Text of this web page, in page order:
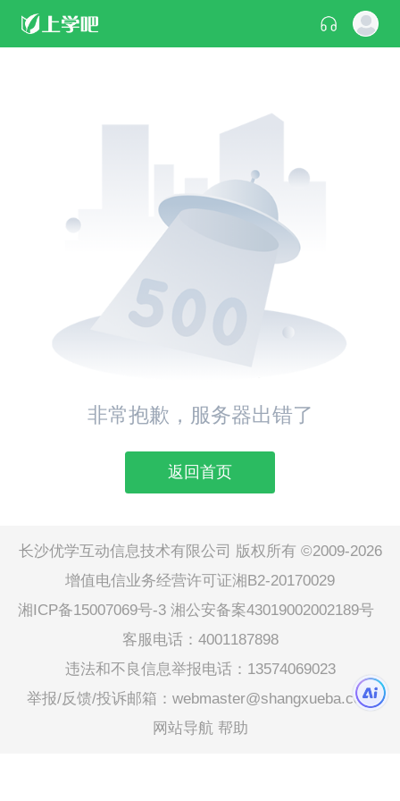
非常抱歉，服务器出错了
返回首页
长沙优学互动信息技术有限公司 版权所有 ©2009-2026
增值电信业务经营许可证湘B2-20170029
湘ICP备15007069号-3 湘公安备案43019002002189号
客服电话：4001187898
违法和不良信息举报电话：13574069023
举报/反馈/投诉邮箱：webmaster@shangxueba.com
网站导航 帮助